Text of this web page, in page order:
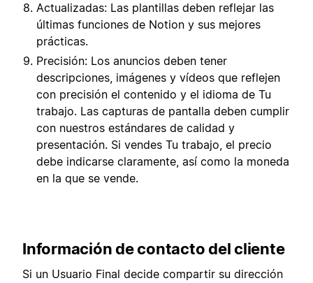
Actualizadas: Las plantillas deben reflejar las
últimas funciones de Notion y sus mejores
prácticas.
Precisión: Los anuncios deben tener
descripciones, imágenes y vídeos que reflejen
con precisión el contenido y el idioma de Tu
trabajo. Las capturas de pantalla deben cumplir
con nuestros estándares de calidad y
presentación. Si vendes Tu trabajo, el precio
debe indicarse claramente, así como la moneda
en la que se vende.
Información de contacto del cliente
Si un Usuario Final decide compartir su dirección